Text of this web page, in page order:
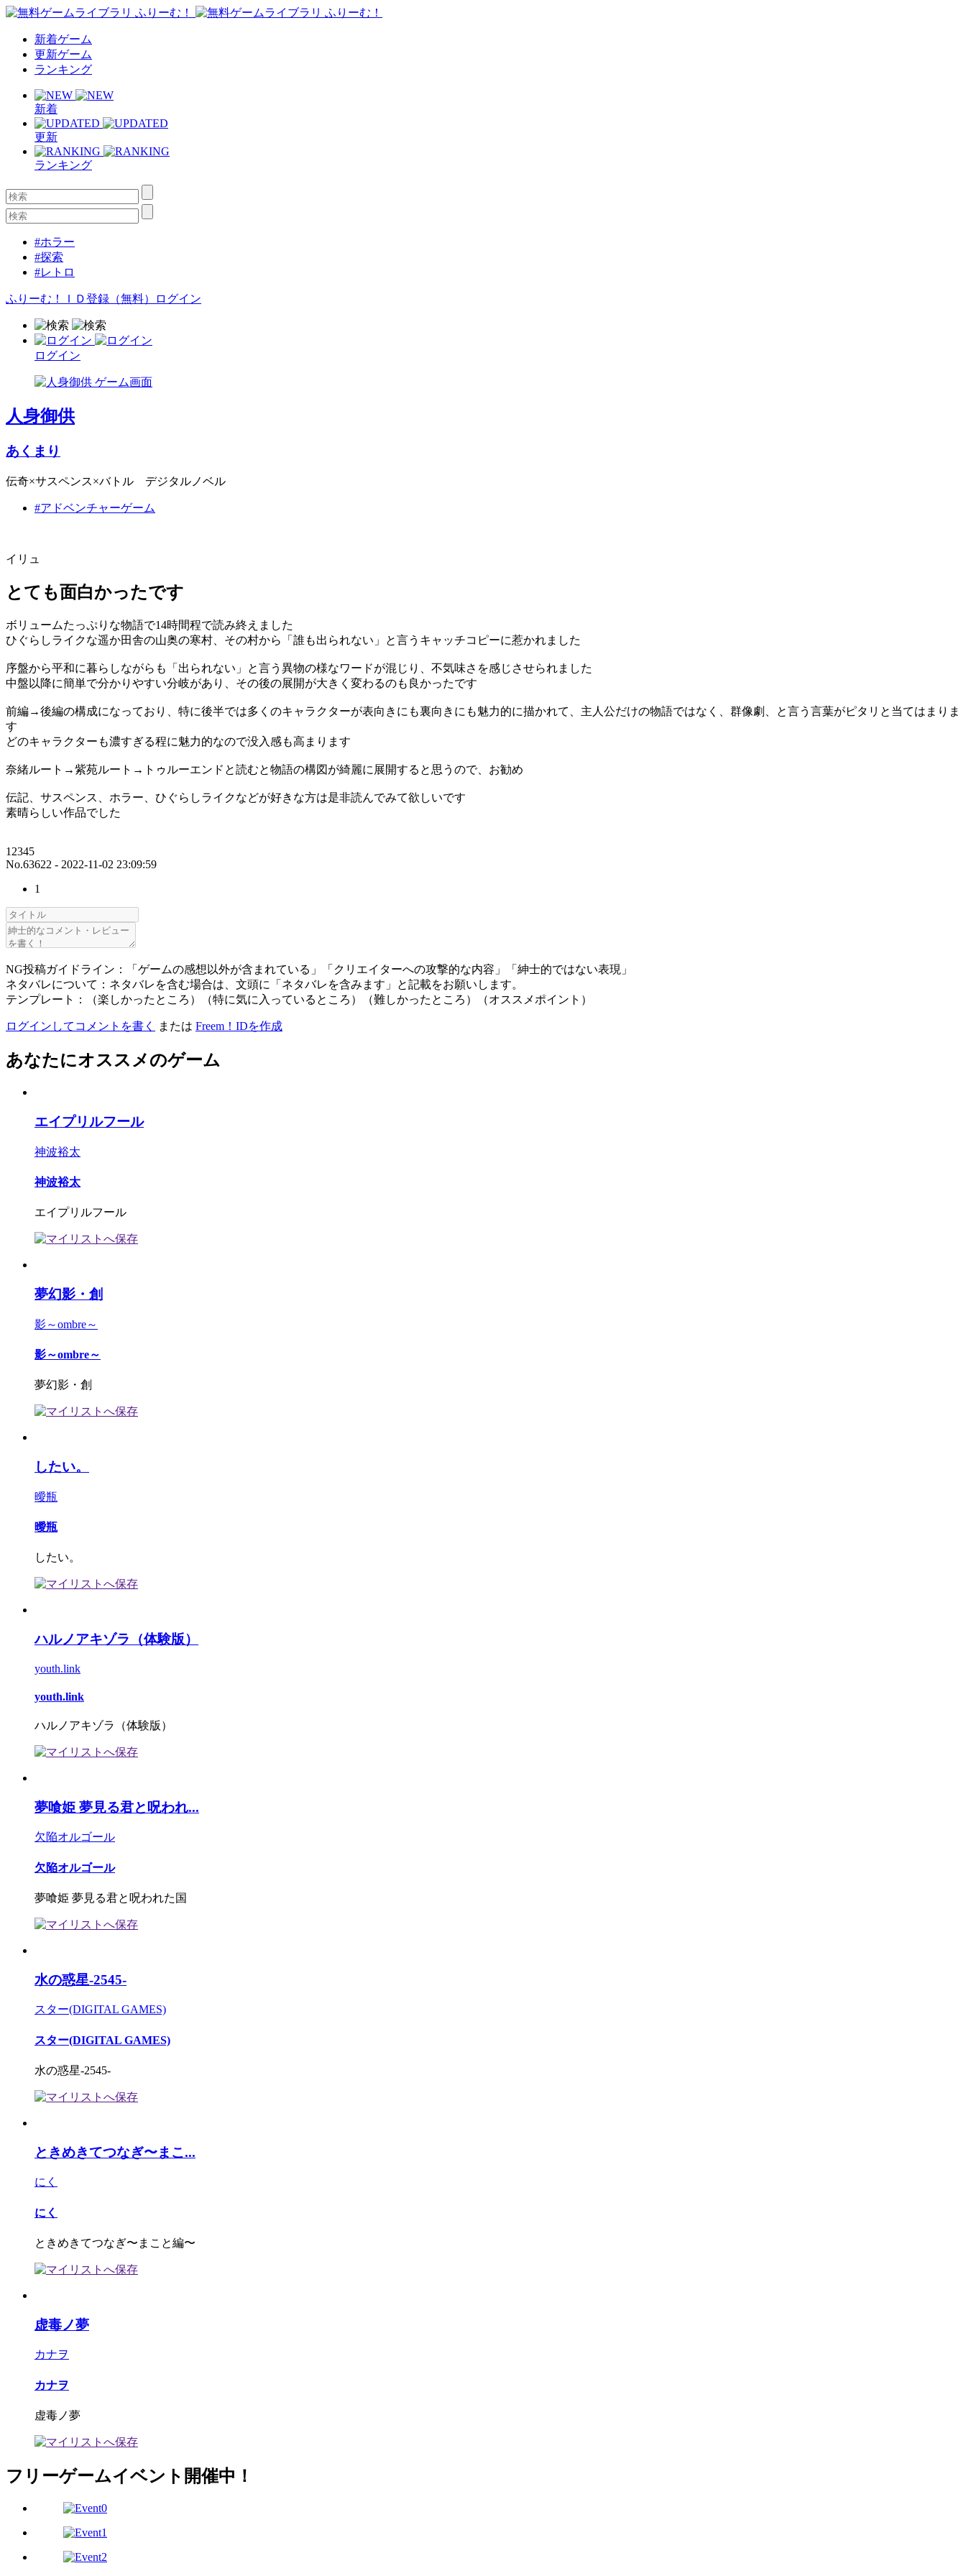
新着ゲーム
更新ゲーム
ランキング
新着
更新
ランキング
#ホラー
#探索
#レトロ
ふりーむ！ＩＤ登録（無料） ログイン
ログイン
人身御供
あくまり
伝奇×サスペンス×バトル デジタルノベル
#アドベンチャーゲーム
イリュ
とても面白かったです
ボリュームたっぷりな物語で14時間程で読み終えました
ひぐらしライクな遥か田舎の山奥の寒村、その村から「誰も出られない」と言うキャッチコピーに惹かれました
序盤から平和に暮らしながらも「出られない」と言う異物の様なワードが混じり、不気味さを感じさせられました
中盤以降に簡単で分かりやすい分岐があり、その後の展開が大きく変わるのも良かったです
前編→後編の構成になっており、特に後半では多くのキャラクターが表向きにも裏向きにも魅力的に描かれて、主人公だけの物語ではなく、群像劇、と言う言葉がピタリと当てはまりま
す
どのキャラクターも濃すぎる程に魅力的なので没入感も高まります
奈緒ルート→紫苑ルート→トゥルーエンドと読むと物語の構図が綺麗に展開すると思うので、お勧め
伝記、サスペンス、ホラー、ひぐらしライクなどが好きな方は是非読んでみて欲しいです
素晴らしい作品でした
12345
No.63622 - 2022-11-02 23:09:59
1
NG投稿ガイドライン：「ゲームの感想以外が含まれている」「クリエイターへの攻撃的な内容」「紳士的ではない表現」
ネタバレについて：ネタバレを含む場合は、文頭に「ネタバレを含みます」と記載をお願いします。
テンプレート：（楽しかったところ）（特に気に入っているところ）（難しかったところ）（オススメポイント）
ログインしてコメントを書く または Freem！IDを作成
あなたにオススメのゲーム
エイプリルフール
神波裕太
神波裕太
エイプリルフール
夢幻影・創
影～ombre～
影～ombre～
夢幻影・創
したい。
曖瓶
曖瓶
したい。
ハルノアキゾラ（体験版）
youth.link
youth.link
ハルノアキゾラ（体験版）
夢喰姫 夢見る君と呪われ...
欠陥オルゴール
欠陥オルゴール
夢喰姫 夢見る君と呪われた国
水の惑星-2545-
スター(DIGITAL GAMES)
スター(DIGITAL GAMES)
水の惑星-2545-
ときめきてつなぎ〜まこ...
にく
にく
ときめきてつなぎ〜まこと編〜
虚毒ノ夢
カナヲ
カナヲ
虚毒ノ夢
フリーゲームイベント開催中！